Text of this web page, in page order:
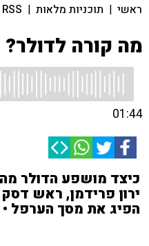
ראשי | תוכניות מלאות |
RSS
מה קורה לדולר?
01:44
כיצד מושפע הדולר
ירון פרידמן, ראש
הפיג את מסך הערפל •